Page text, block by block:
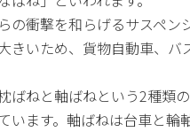
の衝撃を和らげるサスペ
きいため、貨物自動車、
ばねと軸ばねという2種類
います。軸ばねは台車と輪